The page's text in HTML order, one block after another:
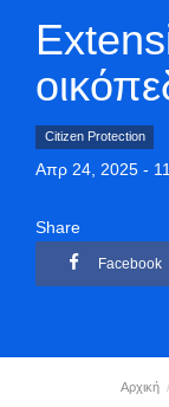
Citizen Protection
Απρ 24, 2025 -
Share
Facebook
Αρχική